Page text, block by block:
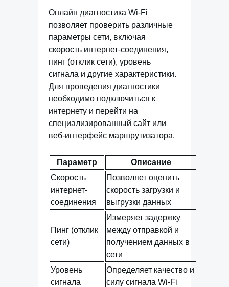
Онлайн диагностика Wi-Fi
позволяет проверить различные
параметры сети, включая
скорость интернет-соединения,
пинг (отклик сети), уровень
сигнала и другие характеристики.
Для проведения диагностики
необходимо подключиться к
интернету и перейти на
специализированный сайт или
веб-интерфейс маршрутизатора.
Параметр
Описание
Скорость
интернет-
соединения
Позволяет оценить
скорость загрузки и
выгрузки данных
Пинг (отклик
сети)
Измеряет задержку
между отправкой и
получением данных в
сети
Уровень
сигнала
Определяет качество и
силу сигнала Wi-Fi